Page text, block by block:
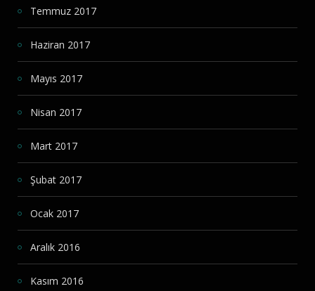
Temmuz 2017
Haziran 2017
Mayıs 2017
Nisan 2017
Mart 2017
Şubat 2017
Ocak 2017
Aralık 2016
Kasım 2016